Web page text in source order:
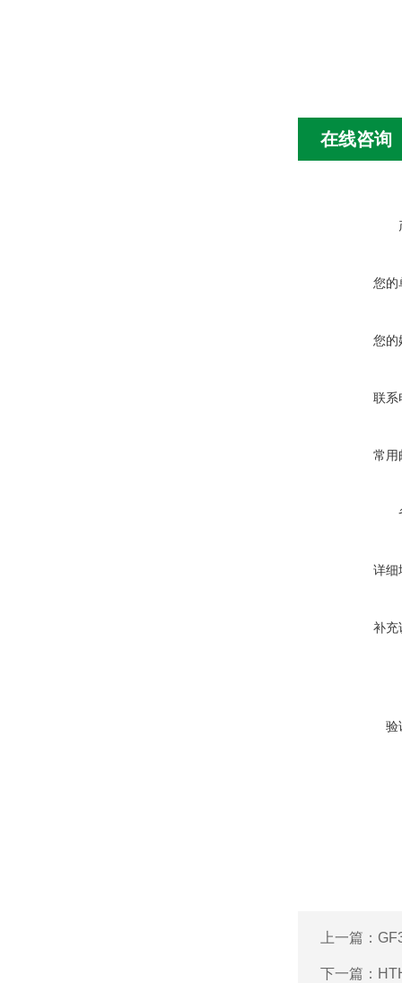
在线咨询
您的
您的
联系
常用
详细
补充
验
上一篇：
下一篇：